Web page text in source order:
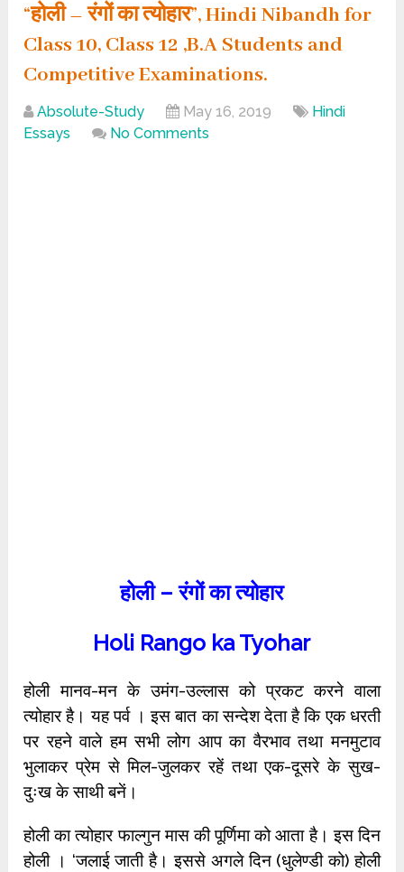
“होली – रंगों का त्योहार”, Hindi Nibandh for
Class 10, Class 12 ,B.A Students and
Competitive Examinations.
Absolute-Study May 16, 2019
Hindi
Essays
No Comments
होली – रंगों का त्योहार
Holi Rango ka Tyohar
होली मानव-मन के उमंग-उल्लास को प्रकट करने वाला
त्योहार है। यह पर्व । इस बात का सन्देश देता है कि एक धरती
पर रहने वाले हम सभी लोग आप का वैरभाव तथा मनमुटाव
भुलाकर प्रेम से मिल-जुलकर रहें तथा एक-दूसरे के सुख-
दुःख के साथी बनें।
होली का त्योहार फाल्गुन मास की पूर्णिमा को आता है। इस दिन
होली । ‘जलाई जाती है। इससे अगले दिन (धुलेण्डी को) होली